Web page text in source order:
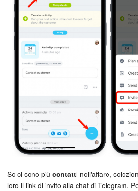
Se ci sono più contatti nell'affare,
loro il link di invito alla chat di Telegram.